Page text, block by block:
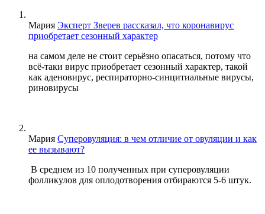
Мария Эксперт Зверев рассказал, что коронавирус
приобретает сезонный характер
на самом деле не стоит серьёзно опасаться, потому что
всё-таки вирус приобретает сезонный характер, такой
как аденовирус, респираторно-синцитиальные вирусы,
риновирусы
Мария Суперовуляция: в чем отличие от овуляции и как
ее вызывают?
В среднем из 10 полученных при суперовуляции
фолликулов для оплодотворения отбираются 5-6 штук.